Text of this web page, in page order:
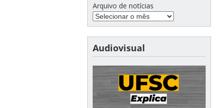
Arquivo de notícias
Audiovisual